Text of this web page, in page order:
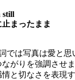
still
まったまま
詞では写真は愛と
がりを強調させ
と切なさを表現